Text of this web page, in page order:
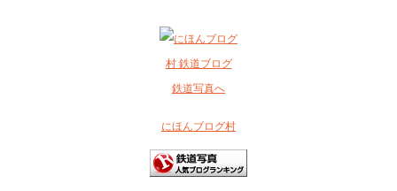
にほんブログ村